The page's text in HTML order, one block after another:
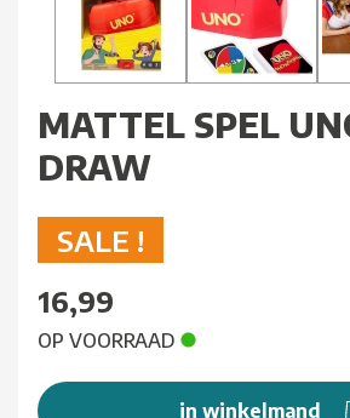
MATTEL SPEL
DRAW
SALE !
16,99
OP VOORRAAD
in winkelmand